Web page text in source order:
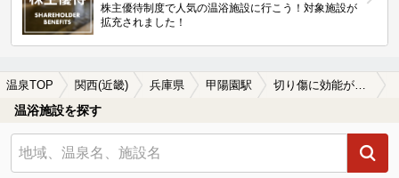
株主優待制度で人気の温浴施設に行こう！対象施設が
拡充されました！
温泉TOP 関西(近畿) 兵庫県 甲陽園駅
温浴施設を探す